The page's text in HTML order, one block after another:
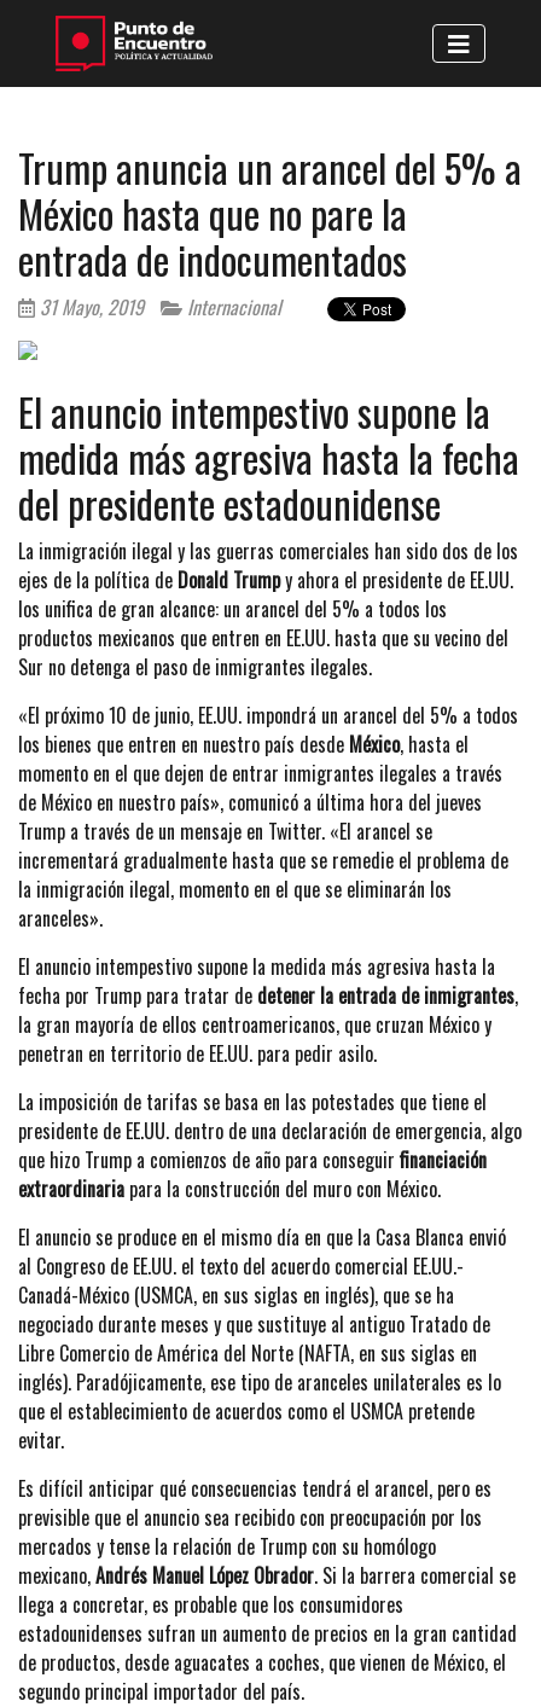
Trump anuncia un arancel del 5% a
México hasta que no pare la
entrada de indocumentados
31 Mayo, 2019 Internacional
El anuncio intempestivo supone la
medida más agresiva hasta la fecha
del presidente estadounidense
La inmigración ilegal y las guerras comerciales han sido dos de los
ejes de la política de Donald Trumpy ahora el presidente de EE.UU.
los unifica de gran alcance: un arancel del 5% a todos los
productos mexicanos que entren en EE.UU. hasta que su vecino del
Sur no detenga el paso de inmigrantes ilegales.
«El próximo 10 de junio, EE.UU. impondrá un arancel del 5% a todos
los bienes que entren en nuestro país desde México, hasta el
momento en el que dejen de entrar inmigrantes ilegales a través
de México en nuestro país», comunicó a última hora del jueves
Trump a través de un mensaje en Twitter. «El arancel se
incrementará gradualmente hasta que se remedie el problema de
la inmigración ilegal, momento en el que se eliminarán los
aranceles».
El anuncio intempestivo supone la medida más agresiva hasta la
fecha por Trump para tratar de detener la entrada de inmigrantes,
la gran mayoría de ellos centroamericanos, que cruzan México y
penetran en territorio de EE.UU. para pedir asilo.
La imposición de tarifas se basa en las potestades que tiene el
presidente de EE.UU. dentro de una declaración de emergencia, algo
que hizo Trump a comienzos de año para conseguirfinanciación
extraordinaria para la construcción del muro con México.
El anuncio se produce en el mismo día en que la Casa Blanca envió
al Congreso de EE.UU. el texto del acuerdo comercial EE.UU.-
Canadá-México (USMCA, en sus siglas en inglés), que se ha
negociado durante meses y que sustituye al antiguo Tratado de
Libre Comercio de América del Norte (NAFTA, en sus siglas en
inglés). Paradójicamente, ese tipo de aranceles unilaterales es lo
que el establecimiento de acuerdos como el USMCA pretende
evitar.
Es difícil anticipar qué consecuencias tendrá el arancel, pero es
previsible que el anuncio sea recibido con preocupación por los
mercados y tense la relación de Trump con su homólogo
mexicano,Andrés Manuel López Obrador. Si la barrera comercial se
llega a concretar, es probable que los consumidores
estadounidenses sufran un aumento de precios en la gran cantidad
de productos, desde aguacates a coches, que vienen de México, el
segundo principal importador del país.